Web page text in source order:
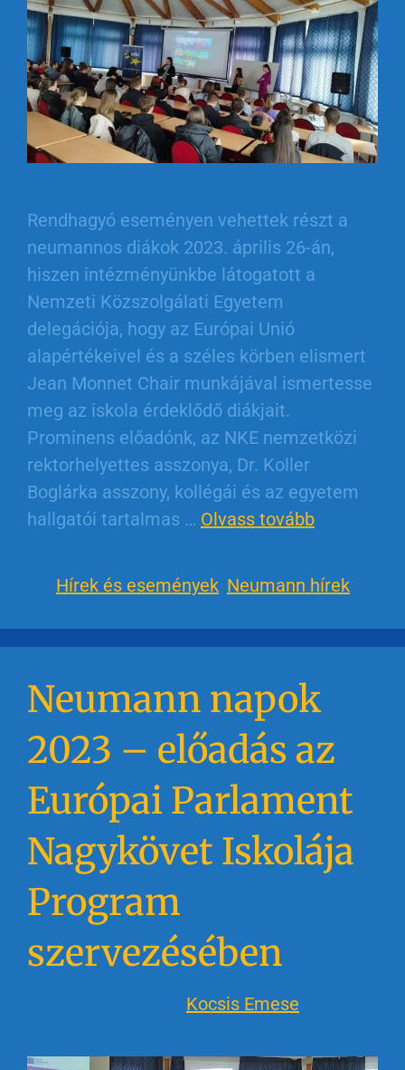
Rendhagyó eseményen vehettek részt a
neumannos diákok 2023. április 26-án,
hiszen intézményünkbe látogatott a
Nemzeti Közszolgálati Egyetem
delegációja, hogy az Európai Unió
alapértékeivel és a széles körben elismert
Jean Monnet Chair munkájával ismertesse
meg az iskola érdeklődő diákjait.
Prominens előadónk, az NKE nemzetközi
rektorhelyettes asszonya, Dr. Koller
Boglárka asszony, kollégái és az egyetem
hallgatói tartalmas … Olvass tovább
Hírek és események Neumann hírek
Neumann napok
2023 – előadás az
Európai Parlament
Nagykövet Iskolája
Program
szervezésében
Kocsis Emese